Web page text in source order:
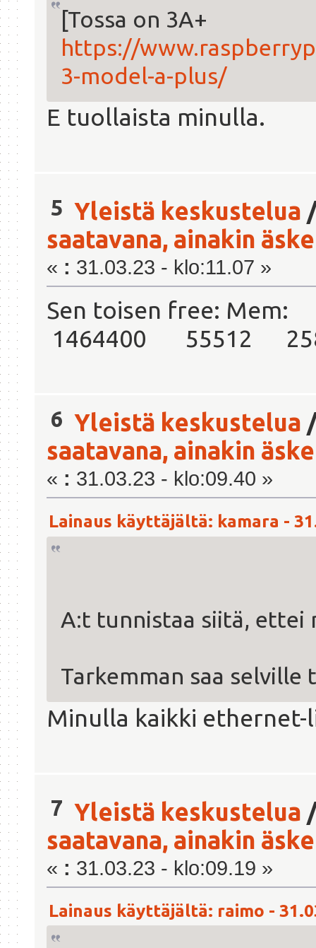
[Tossa on 3A+
https://
3-model-a-plus/
E tuollaista minulla.
5 Yleistä keskustelua
saatavana, ainakin
« : 31.03.23 - klo:11.07 »
Sen toisen free:
1464400 55512
6 Yleistä keskustelua
saatavana, ainakin
« : 31.03.23 - klo:09.40 »
Lainaus käyttäjältä: kamara -
A:t tunnistaa siitä, ettei
Tarkemman saa
Minulla kaikki
7 Yleistä keskustelua
saatavana, ainakin
« : 31.03.23 - klo:09.19 »
Lainaus käyttäjältä: raimo -